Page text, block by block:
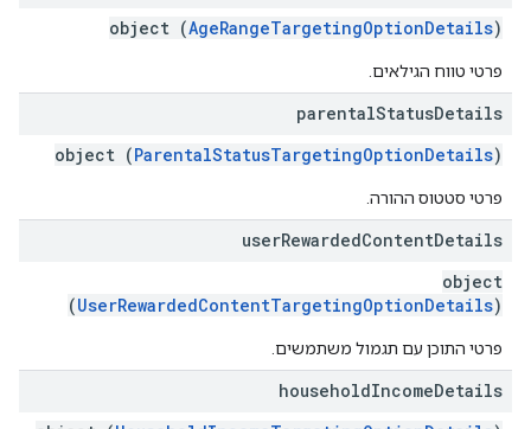
object (AgeRangeTargetingOptionDetails)
פרטי טווח הגילאים.
parentalStatusDetails
object (ParentalStatusTargetingOptionDetails)
פרטי סטטוס ההורה.
userRewardedContentDetails
object
(UserRewardedContentTargetingOptionDetails)
פרטי התוכן עם תגמול משתמשים.
householdIncomeDetails